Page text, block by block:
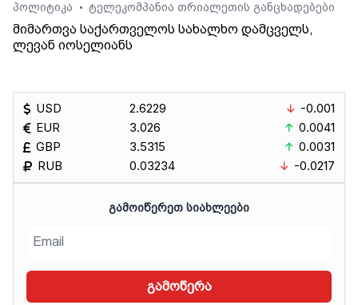
პოლიტიკა
• ტელეკომპანია თრიალეთის განცხადებები
მიმართვა საქართველოს სახალხო დამცველს,
ლევან იოსელიანს
USD
EUR
GBP
RUB
2.6229
3.026
3.5315
0.03234
-0.001
0.0041
0.0031
-0.0217
ᲒᲐᲛᲝᲘᲬᲔᲠᲔᲗ ᲡᲘᲐᲮᲚᲔᲔᲑᲘ
გამოწერა